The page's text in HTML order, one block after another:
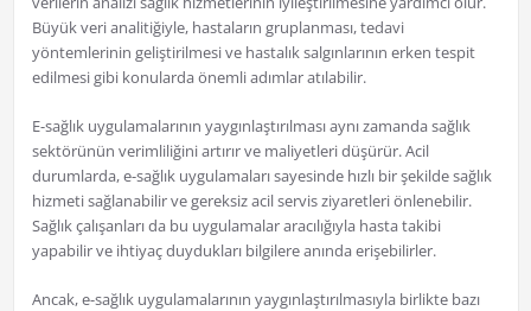
Büyük veri analitiğiyle, hastaların gruplanması, tedavi
yöntemlerinin geliştirilmesi ve hastalık salgınlarının erken tespit
edilmesi gibi konularda önemli adımlar atılabilir.
E-sağlık uygulamalarının yaygınlaştırılması aynı zamanda sağlık
sektörünün verimliliğini artırır ve maliyetleri düşürür. Acil
durumlarda, e-sağlık uygulamaları sayesinde hızlı bir şekilde sağlık
hizmeti sağlanabilir ve gereksiz acil servis ziyaretleri önlenebilir.
Sağlık çalışanları da bu uygulamalar aracılığıyla hasta takibi
yapabilir ve ihtiyaç duydukları bilgilere anında erişebilirler.
Ancak, e-sağlık uygulamalarının yaygınlaştırılmasıyla birlikte bazı